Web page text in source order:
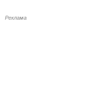
Реклама